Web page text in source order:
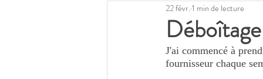
22 févr. 1 min de lecture
J'ai commencé à
fournisseur chaque